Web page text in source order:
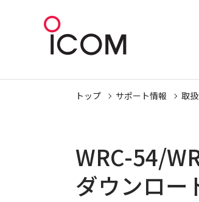
トップ サポート情報 取
WRC-54/
ダウンロー